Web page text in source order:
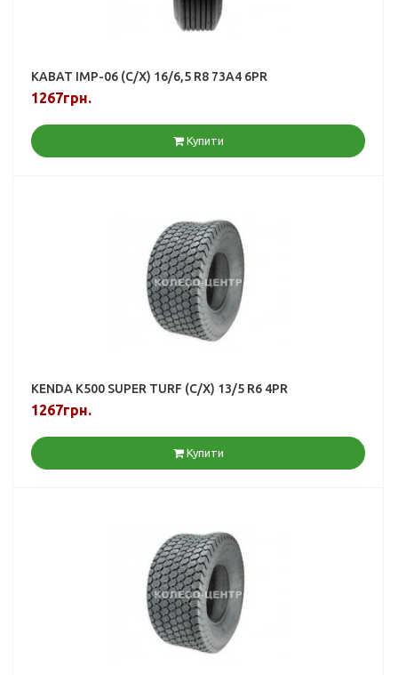
KABAT IMP-06 (С/Х) 16/6,5 R8 73A4 6PR
1267грн.
Купити
KENDA K500 SUPER TURF (С/Х) 13/5 R6 4PR
1267грн.
Купити